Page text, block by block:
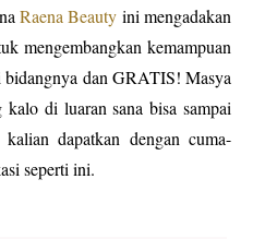
Raena Beauty ini mengadakan
mengembangkan kemampuan
bidangnya dan GRATIS! Masya
di luaran sana bisa sampai
dapatkan dengan cuma-
seperti ini.